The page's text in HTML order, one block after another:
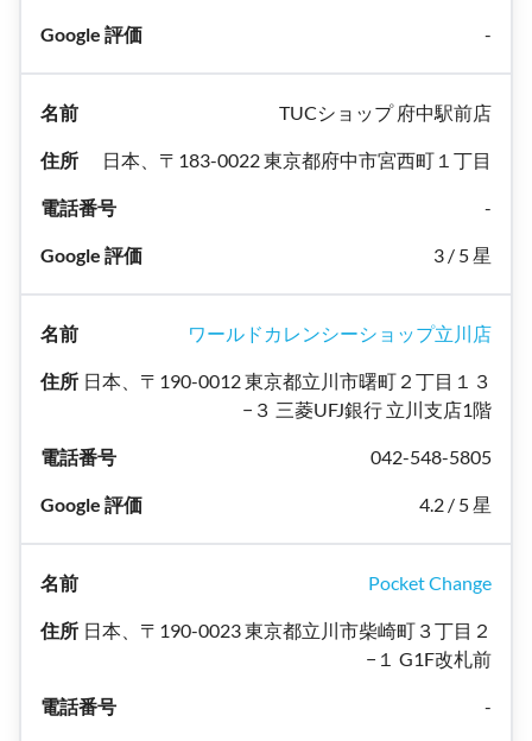
-
TUCショップ 府中駅前店
日本、〒183-0022 東京都府中市宮西町１丁目
-
3 / 5 星
ワールドカレンシーショップ立川店
日本、〒190-0012 東京都立川市曙町２丁目１３
−３ 三菱UFJ銀行 立川支店1階
042-548-5805
4.2 / 5 星
Pocket Change
日本、〒190-0023 東京都立川市柴崎町３丁目２
−１ G1F改札前
-